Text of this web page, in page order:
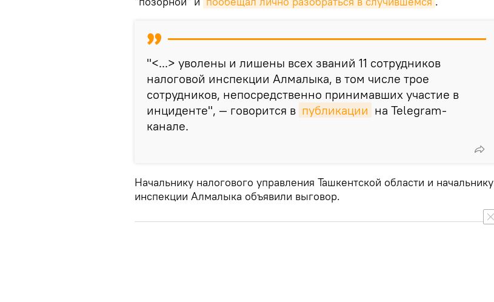
"<...> уволены и лишены всех званий 11 сотрудников
налоговой инспекции Алмалыка, в том числе трое
сотрудников, непосредственно принимавших участие в
инциденте", — говорится в публикации на Telegram-
канале.
Начальнику налогового управления Ташкентской области и начальнику
инспекции Алмалыка объявили выговор.